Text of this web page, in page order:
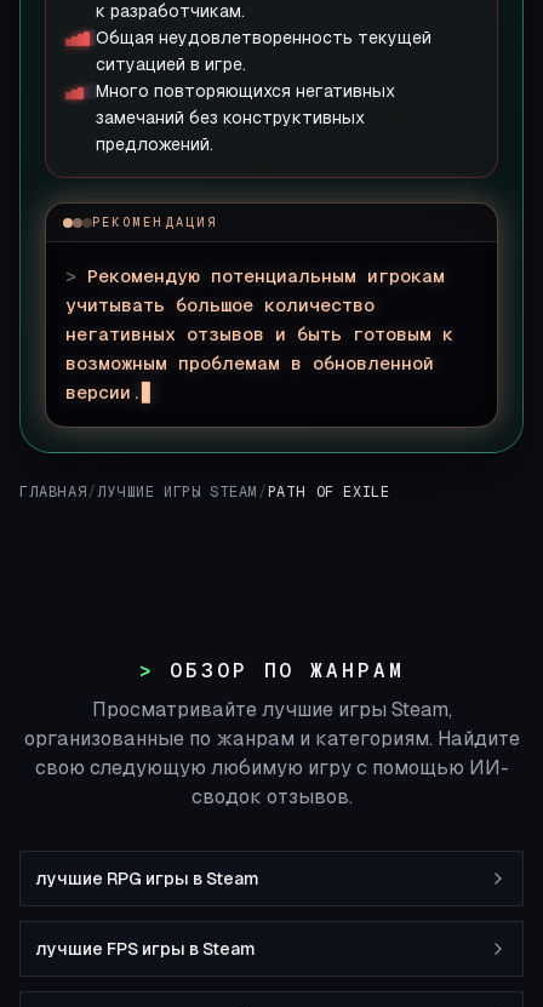
к разработчикам.
Общая неудовлетворенность текущей
ситуацией в игре.
Много повторяющихся негативных
замечаний без конструктивных
предложений.
РЕКОМЕНДАЦИЯ
> Рекомендую потенциальным игрокам
учитывать большое количество
негативных отзывов и быть готовым к
возможным проблемам в обновленной
версии.
ГЛАВНАЯ /ЛУЧШИЕ ИГРЫ STEAM / PATH OF EXILE
ОБЗОР ПО ЖАНРАМ
Просматривайте лучшие игры Steam,
организованные по жанрам и категориям. Найдите
свою следующую любимую игру с помощью ИИ-
сводок отзывов.
лучшие RPG игры в Steam
лучшие FPS игры в Steam